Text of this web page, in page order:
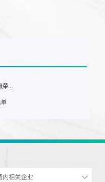
荣…
单
内相关企业